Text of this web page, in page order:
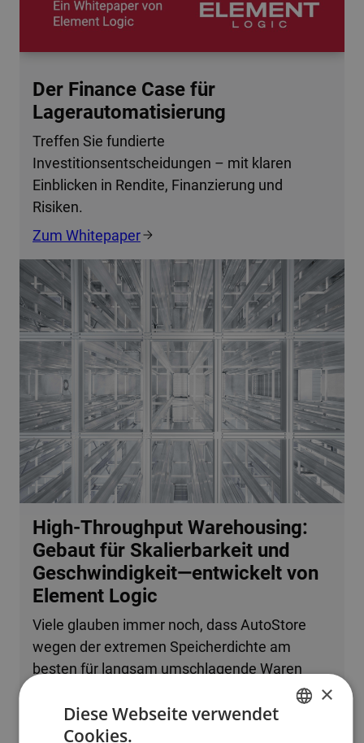
Der Finance Case für
Lagerautomatisierung
Treffen Sie fundierte
Investitionsentscheidungen – mit klaren
Einblicken in Rendite, Finanzierung und
Risiken.
Zum Whitepaper
High-Throughput Warehousing:
Gebaut für Skalierbarkeit und
Geschwindigkeit—entwickelt von
Element Logic
Viele glauben immer noch, dass AutoStore
wegen der extremen Speicherdichte am
besten für langsam umschlagende Waren
oder kleine Betriebe geeignet ist. Tatsache ist,
dass das System problemlos mehrere
zehntausend Bestellzeilen pro Stunde
×
Diese Webseite verwendet
Cookies.